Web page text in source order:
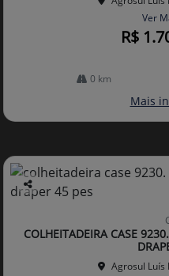
Ver
R$
0 km
Mais
Co
arti
lhe
COLHEITADEIRA CASE
Agrosul Luís